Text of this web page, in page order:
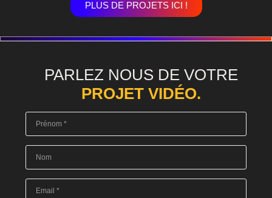
PLUS DE PROJETS ICI !
PARLEZ NOUS DE VOTRE
PROJET VIDÉO.